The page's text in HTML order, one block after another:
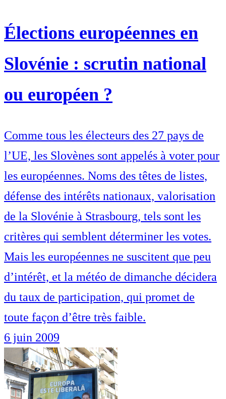
Élections européennes en
Slovénie : scrutin national
ou européen ?
Comme tous les électeurs des 27 pays de
l’UE, les Slovènes sont appelés à voter pour
les européennes. Noms des têtes de listes,
défense des intérêts nationaux, valorisation
de la Slovénie à Strasbourg, tels sont les
critères qui semblent déterminer les votes.
Mais les européennes ne suscitent que peu
d’intérêt, et la météo de dimanche décidera
du taux de participation, qui promet de
toute façon d’être très faible.
6 juin 2009